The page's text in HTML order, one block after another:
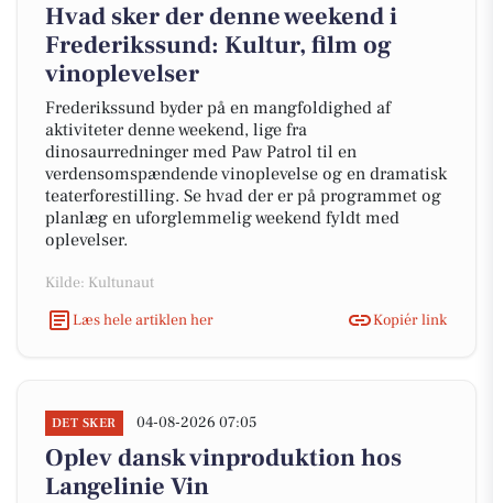
Hvad sker der denne weekend i
Frederikssund: Kultur, film og
vinoplevelser
Frederikssund byder på en mangfoldighed af
aktiviteter denne weekend, lige fra
dinosaurredninger med Paw Patrol til en
verdensomspændende vinoplevelse og en dramatisk
teaterforestilling. Se hvad der er på programmet og
planlæg en uforglemmelig weekend fyldt med
oplevelser.
Kilde: Kultunaut
Læs hele artiklen her
Kopiér link
DET SKER 04-08-2026 07:05
Oplev dansk vinproduktion hos
Langelinie Vin